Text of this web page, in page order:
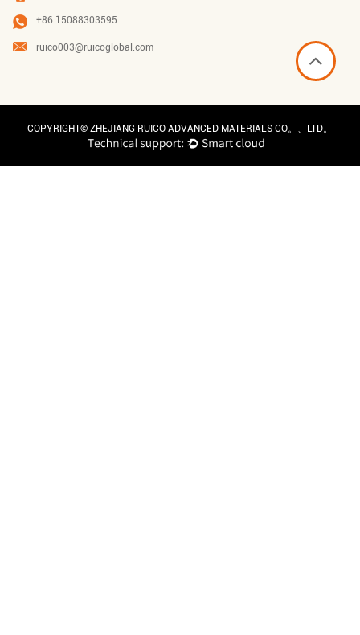
+86 15088303595
ruico003@ruicoglobal.com
COPYRIGHT© ZHEJIANG RUICO ADVANCED MATERIALS CO。、LTD。